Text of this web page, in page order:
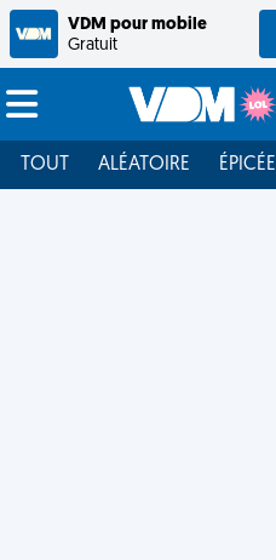
VDM pour mobile
Gratuit
TOUT ALÉATOIRE ÉPICÉE